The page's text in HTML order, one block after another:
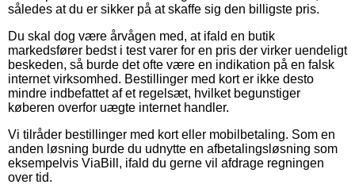
således at du er sikker på at skaffe sig den billigste pris.
Du skal dog være årvågen med, at ifald en butik
markedsfører bedst i test varer for en pris der virker uendeligt
beskeden, så burde det ofte være en indikation på en falsk
internet virksomhed. Bestillinger med kort er ikke desto
mindre indbefattet af et regelsæt, hvilket begunstiger
køberen overfor uægte internet handler.
Vi tilråder bestillinger med kort eller mobilbetaling. Som en
anden løsning burde du udnytte en afbetalingsløsning som
eksempelvis ViaBill, ifald du gerne vil afdrage regningen
over tid.